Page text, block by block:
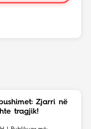
Zjarri në
tragjik!